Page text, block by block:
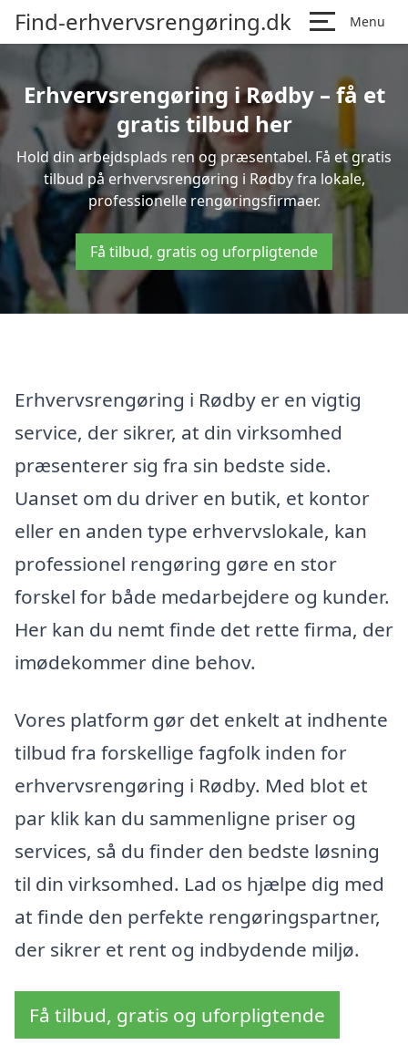
Find-erhvervsrengøring.dk Menu
Erhvervsrengøring i Rødby – få et
gratis tilbud her
Hold din arbejdsplads ren og præsentabel. Få et gratis
tilbud på erhvervsrengøring i Rødby fra lokale,
professionelle rengøringsfirmaer.
Få tilbud, gratis og uforpligtende
Erhvervsrengøring i Rødby er en vigtig
service, der sikrer, at din virksomhed
præsenterer sig fra sin bedste side.
Uanset om du driver en butik, et kontor
eller en anden type erhvervslokale, kan
professionel rengøring gøre en stor
forskel for både medarbejdere og kunder.
Her kan du nemt finde det rette firma, der
imødekommer dine behov.
Vores platform gør det enkelt at indhente
tilbud fra forskellige fagfolk inden for
erhvervsrengøring i Rødby. Med blot et
par klik kan du sammenligne priser og
services, så du finder den bedste løsning
til din virksomhed. Lad os hjælpe dig med
at finde den perfekte rengøringspartner,
der sikrer et rent og indbydende miljø.
Få tilbud, gratis og uforpligtende